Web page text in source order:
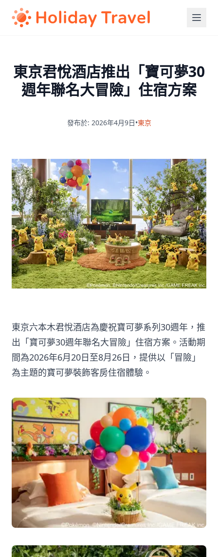
東京君悅酒店推出「寶可夢30
週年聯名大冒險」住宿方案
發布於: 2026年4月9日•東京
東京六本木君悅酒店為慶祝寶可夢系列30週年，推
出「寶可夢30週年聯名大冒險」住宿方案。活動期
間為2026年6月20日至8月26日，提供以「冒險」
為主題的寶可夢裝飾客房住宿體驗。